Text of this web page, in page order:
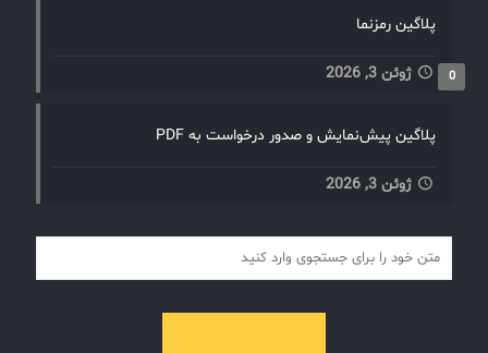
پلاگین رمزنما
ژوئن 3, 2026 0
پلاگین پیش‌نمایش و صدور درخواست به PDF
ژوئن 3, 2026